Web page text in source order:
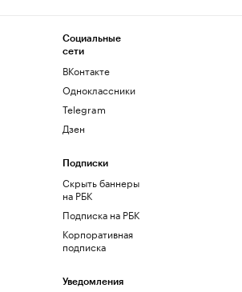
Социальные
сети
ВКонтакте
Одноклассники
Telegram
Дзен
Подписки
Скрыть баннеры
на РБК
Подписка на РБК
Корпоративная
подписка
Уведомления